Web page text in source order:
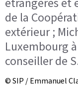
de la
extérieur ;
Luxembourg
conseiller de
© SIP / Emmanuel